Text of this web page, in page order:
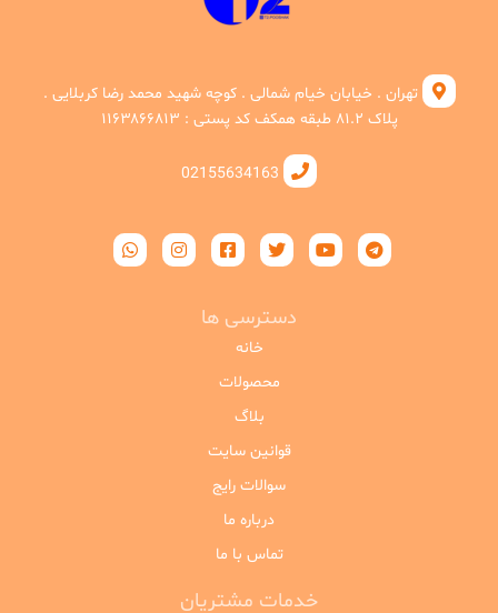
تهران . خیابان خیام شمالی . کوچه شهید محمد رضا کربلایی .
پلاک ۸۱.۲ طبقه همکف کد پستی : ۱۱۶۳۸۶۶۸۱۳
02155634163
دسترسی ها
خانه
محصولات
بلاگ
قوانین سایت
سوالات رایج
درباره ما
تماس با ما
خدمات مشتریان